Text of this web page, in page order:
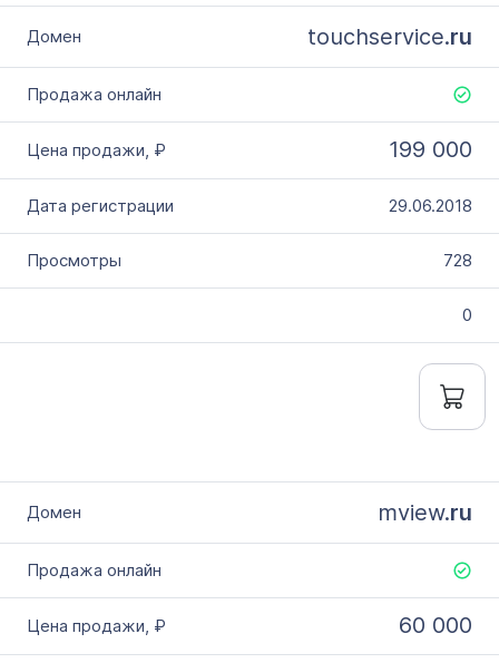
touchservice.ru
199 000
29.06.2018
728
0
mview.ru
60 000